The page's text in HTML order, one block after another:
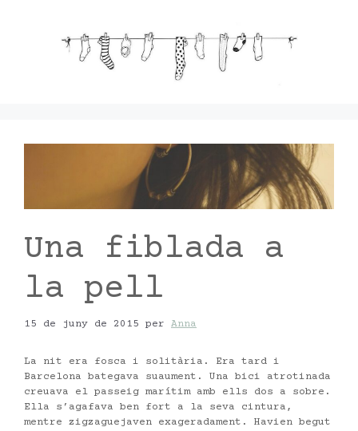
Una fiblada a
la pell
15 de juny de 2015 per Anna
La nit era fosca i solitària. Era tard i
Barcelona bategava suaument. Una bici atrotinada
creuava el passeig marítim amb ells dos a sobre.
Ella s’agafava ben fort a la seva cintura,
mentre zigzaguejaven exageradament. Havien begut